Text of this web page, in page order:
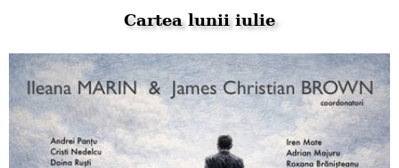
Cartea lunii iulie